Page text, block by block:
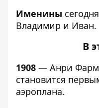
Именины
Владимир и Иван.
В
1908 — Анри
становится
аэроплана.